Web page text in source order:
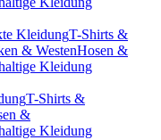
KleidungT-Shirts &
& WestenHosen &
Kleidung
T-Shirts &
&
Kleidung